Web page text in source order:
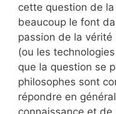
cette question de
beaucoup le font
passion de la
(ou les
que la question se
philosophes sont
répondre en
connaissance et